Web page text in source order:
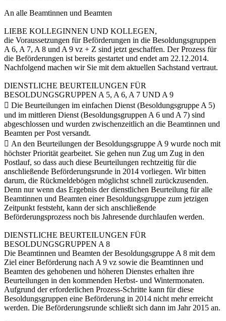
An alle Beamtinnen und Beamten
LIEBE KOLLEGINNEN UND KOLLEGEN,
die Voraussetzungen für Beförderungen in die Besoldungsgruppen
A 6, A 7, A 8 und A 9 vz + Z sind jetzt geschaffen. Der Prozess für
die Beförderungen ist bereits gestartet und endet am 22.12.2014.
Nachfolgend machen wir Sie mit dem aktuellen Sachstand vertraut.
DIENSTLICHE BEURTEILUNGEN FÜR
BESOLDUNGSGRUPPEN A 5, A 6, A 7 UND A 9
 Die Beurteilungen im einfachen Dienst (Besoldungsgruppe A 5)
und im mittleren Dienst (Besoldungsgruppen A 6 und A 7) sind
abgeschlossen und wurden zwischenzeitlich an die Beamtinnen und
Beamten per Post versandt.
 An den Beurteilungen der Besoldungsgruppe A 9 wurde noch mit
höchster Priorität gearbeitet. Sie gehen nun Zug um Zug in den
Postlauf, so dass auch diese Beurteilungen rechtzeitig für die
anschließende Beförderungsrunde in 2014 vorliegen. Wir bitten
darum, die Rückmeldebögen möglichst schnell zurückzusenden.
Denn nur wenn das Ergebnis der dienstlichen Beurteilung für alle
Beamtinnen und Beamten einer Besoldungsgruppe zum jetzigen
Zeitpunkt feststeht, kann der sich anschließende
Beförderungsprozess noch bis Jahresende durchlaufen werden.
DIENSTLICHE BEURTEILUNGEN FÜR
BESOLDUNGSGRUPPEN A 8
Die Beamtinnen und Beamten der Besoldungsgruppe A 8 mit dem
Ziel einer Beförderung nach A 9 vz sowie die Beamtinnen und
Beamten des gehobenen und höheren Dienstes erhalten ihre
Beurteilungen in den kommenden Herbst- und Wintermonaten.
Aufgrund der erforderlichen Prozess-Schritte kann für diese
Besoldungsgruppen eine Beförderung in 2014 nicht mehr erreicht
werden. Die Beförderungsrunde schließt sich dann im Jahr 2015 an.